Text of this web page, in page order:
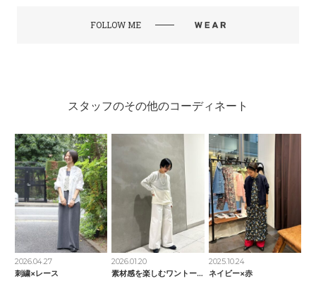
FOLLOW ME
スタッフのその他のコーディネート
2026.04.27
刺繍×レース
2026.01.20
素材感を楽しむワントーンコーデ
2025.10.24
ネイビー×赤